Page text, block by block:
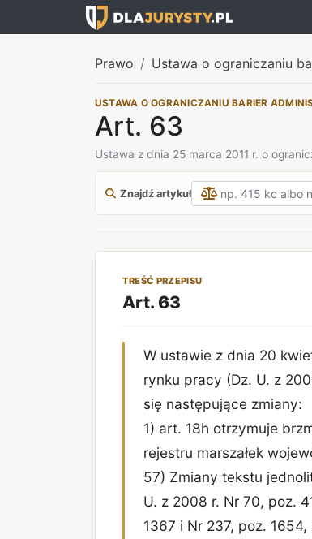
Prawo Ustawa o ograniczaniu
USTAWA O OGRANICZANIU BARIER
Art. 63
Ustawa z dnia 25 marca 2011 r. o
Znajdź artykuł
TREŚĆ PRZEPISU
Art. 63
W ustawie z dnia 20
rynku pracy (Dz. U. z
się następujące zmiany:
1) art. 18h otrzymuje
rejestru marszałek
57) Zmiany tekstu
U. z 2008 r. Nr 70, poz.
1367 i Nr 237, poz.